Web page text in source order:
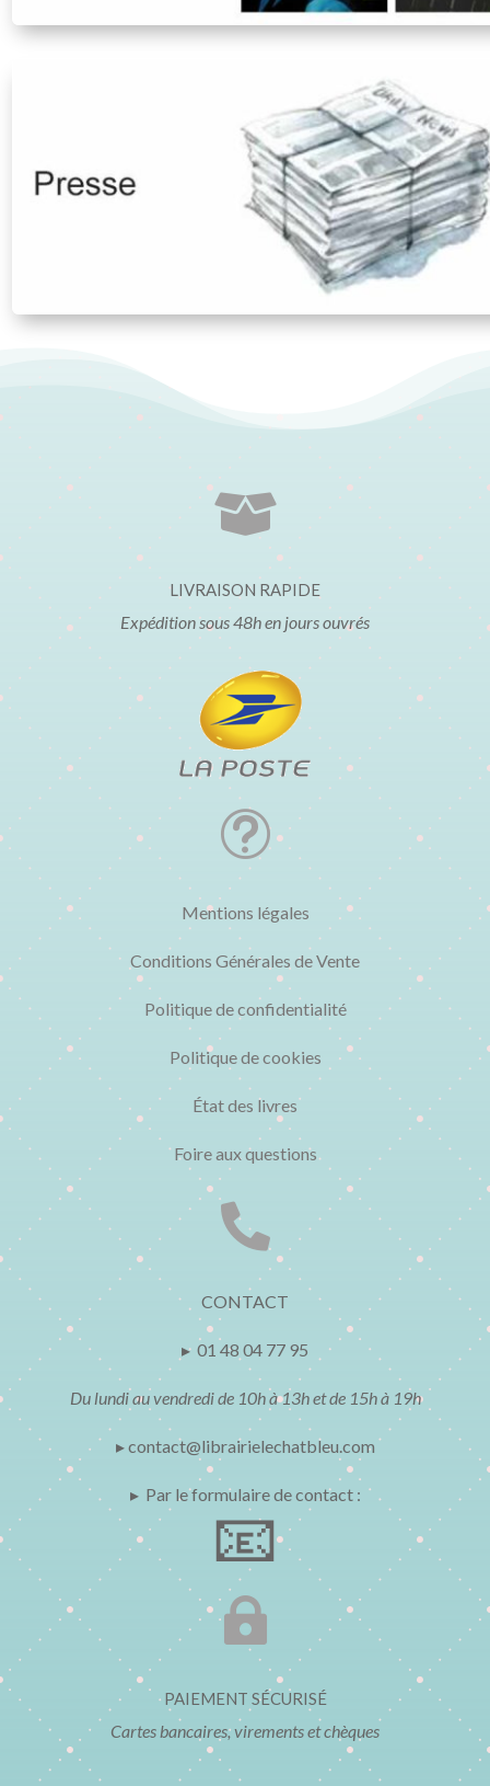

LIVRAISON RAPIDE
Expédition sous 48h en jours ouvrés
t
Mentions légales
Conditions Générales de Vente
Politique de confidentialité
Politique de cookies
État des livres
Foire aux questions

CONTACT
▸ 01 48 04 77 95
Du lundi au vendredi de 10h à 13h et de 15h à 19h
▸ contact@librairielechatbleu.com
▸ Par le formulaire de contact :
📧

PAIEMENT SÉCURISÉ
Cartes bancaires, virements et chèques